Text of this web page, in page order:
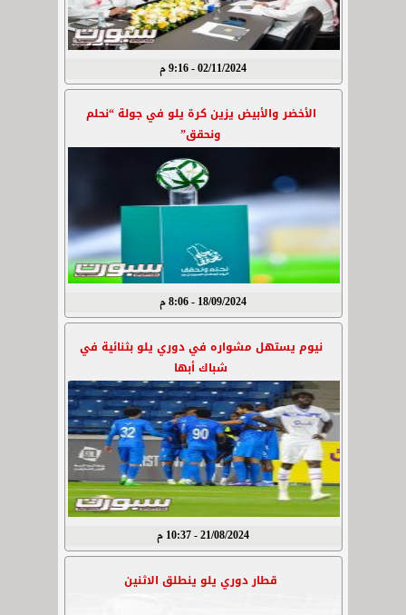
02/11/2024 - 9:16 م
الأخضر والأبيض يزين كرة يلو في جولة “نحلم
ونحقق”
18/09/2024 - 8:06 م
نيوم يستهل مشواره في دوري يلو بثنائية في
شباك أبها
21/08/2024 - 10:37 م
قطار دوري يلو ينطلق الاثنين